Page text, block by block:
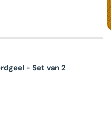
- Set van 2